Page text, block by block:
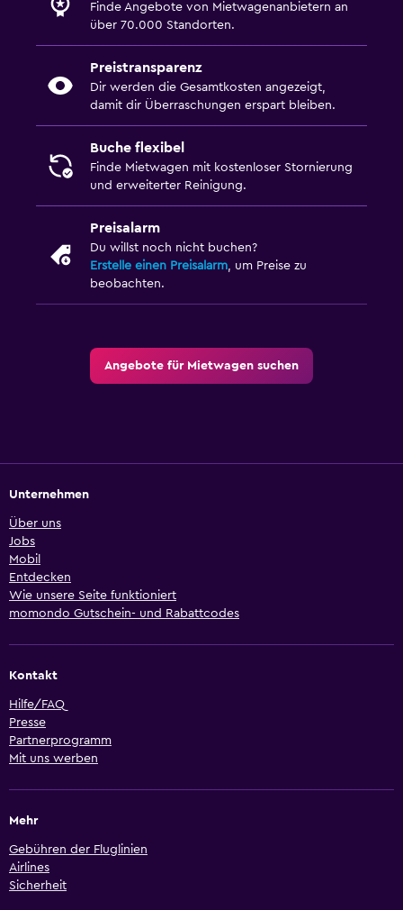
Finde Angebote von Mietwagenanbietern an
über 70.000 Standorten.
Preistransparenz
Dir werden die Gesamtkosten angezeigt,
damit dir Überraschungen erspart bleiben.
Buche flexibel
Finde Mietwagen mit kostenloser Stornierung
und erweiterter Reinigung.
Preisalarm
Du willst noch nicht buchen?
Erstelle einen Preisalarm, um Preise zu
beobachten.
Angebote für Mietwagen suchen
Unternehmen
Über uns
Jobs
Mobil
Entdecken
Wie unsere Seite funktioniert
momondo Gutschein- und Rabattcodes
Kontakt
Hilfe/FAQ
Presse
Partnerprogramm
Mit uns werben
Mehr
Gebühren der Fluglinien
Airlines
Sicherheit